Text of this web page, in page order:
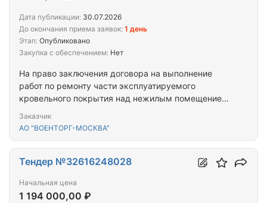
На право заключения договора на выполнение
работ по ремонту части эксплуатируемого
кровельного покрытия над нежилым помещением,
(кадастровый номер 40:01:030414:1108, общей
адресу: Калужская область, Бабынинский
муниципальный район, городское поселение
Победы, зд. 14А, пом. 10.
Заказчик
АО "ВОЕНТОРГ-МОСКВА"
Дата публикации: 30.07.2026
До окончания приема заявок: 1 день
Этап: Опубликовано
Закупка с обеспечением: Нет
Тендер №32616248028
Начальная цена
1 194 000,00 ₽